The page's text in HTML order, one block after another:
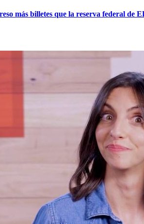
más billetes que la reserva federal de